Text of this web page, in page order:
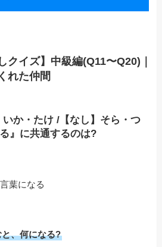
クイズ】中級編(Q11〜Q20)｜
れた仲間
か・たけ /【なし】そら・つ
』に共通するのは?
葉になる
、何になる?